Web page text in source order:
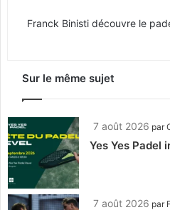
Franck Binisti découvre le
Sur le même sujet
7 août 2026 par
Yes Yes Padel
7 août 2026 par